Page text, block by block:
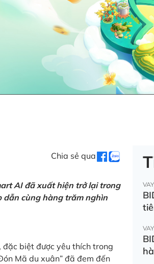
Chia sẻ qua
AI đã xuất hiện trở lại trong
dẫn cùng hàng trăm nghìn
biệt được yêu thích trong
Mã du xuân” đã đem đến
VAY
VAY